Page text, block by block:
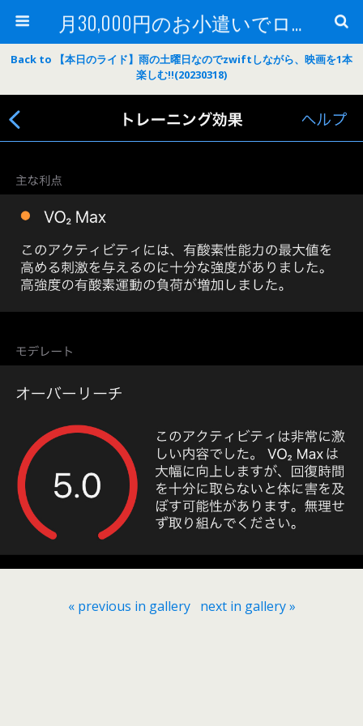
月30,000円のお小遣いでロードバイク
Back to 【本日のライド】雨の土曜日なのでzwiftしながら、映画を1本
楽しむ‼(20230318)
« previous in gallery next in gallery »